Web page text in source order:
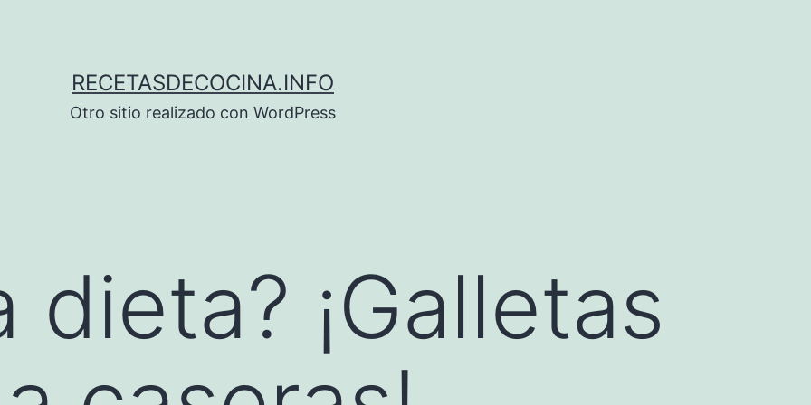
RECETASDECOCINA.INFO
Otro sitio realizado con WordPress
dieta? ¡Galletas